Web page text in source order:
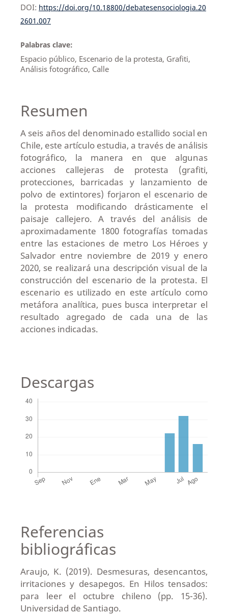
DOI: https://doi.org/10.18800/debatesensociologia.20
2601.007
Palabras clave:
Espacio público, Escenario de la protesta, Grafiti,
Análisis fotográfico, Calle
Resumen
A seis años del denominado estallido social en
Chile, este artículo estudia, a través de análisis
fotográfico, la manera en que algunas
acciones callejeras de protesta (grafiti,
protecciones, barricadas y lanzamiento de
polvo de extintores) forjaron el escenario de
la protesta modificando drásticamente el
paisaje callejero. A través del análisis de
aproximadamente 1800 fotografías tomadas
entre las estaciones de metro Los Héroes y
Salvador entre noviembre de 2019 y enero
2020, se realizará una descripción visual de la
construcción del escenario de la protesta. El
escenario es utilizado en este artículo como
metáfora analítica, pues busca interpretar el
resultado agregado de cada una de las
acciones indicadas.
Descargas
Referencias
bibliográficas
Araujo, K. (2019). Desmesuras, desencantos,
irritaciones y desapegos. En Hilos tensados:
para leer el octubre chileno (pp. 15-36).
Universidad de Santiago.